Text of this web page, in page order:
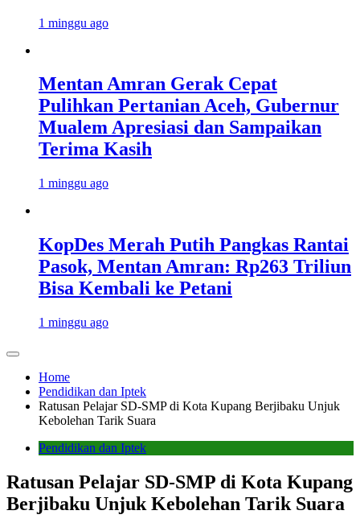
1 minggu ago
Mentan Amran Gerak Cepat
Pulihkan Pertanian Aceh, Gubernur
Mualem Apresiasi dan Sampaikan
Terima Kasih
1 minggu ago
KopDes Merah Putih Pangkas Rantai
Pasok, Mentan Amran: Rp263 Triliun
Bisa Kembali ke Petani
1 minggu ago
Home
Pendidikan dan Iptek
Ratusan Pelajar SD-SMP di Kota Kupang Berjibaku Unjuk
Kebolehan Tarik Suara
Pendidikan dan Iptek
Ratusan Pelajar SD-SMP di Kota Kupang
Berjibaku Unjuk Kebolehan Tarik Suara